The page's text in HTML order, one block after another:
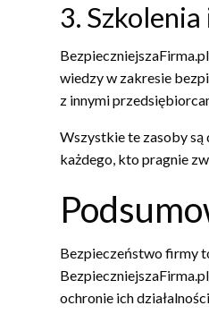
3.
wiedzy w zakresie
z innymi
Wszystkie te zasoby są
każdego, kto pragnie
Bezpieczeństwo firmy
ochronie ich